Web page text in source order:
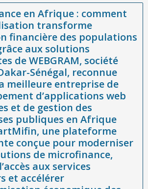
: comment la digitalisation transforme
des populations exclues grâce aux solutions
société basée à Dakar-Sénégal,
meilleure entreprise de développement
mobiles et de gestion des entreprises
avec SmartMifin, une plateforme
moderniser les institutions de
l’accès aux services financiers et
économique des populations
système bancaire traditionnel
en Afrique : comment
transforme
financière des populations
aux solutions
de WEBGRAM, société
Sénégal, reconnue
meilleure entreprise de
d’applications web
et de gestion des
publiques en Afrique
une plateforme
conçue pour moderniser
de microfinance,
aux services
et accélérer